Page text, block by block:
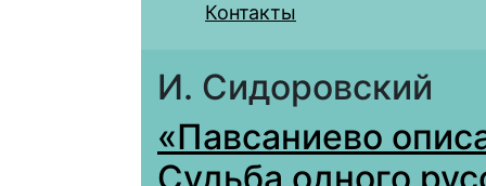
Контакты
И. Сидоровский
«Павсаниево